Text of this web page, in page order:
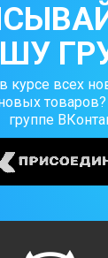
курсе всех
группе